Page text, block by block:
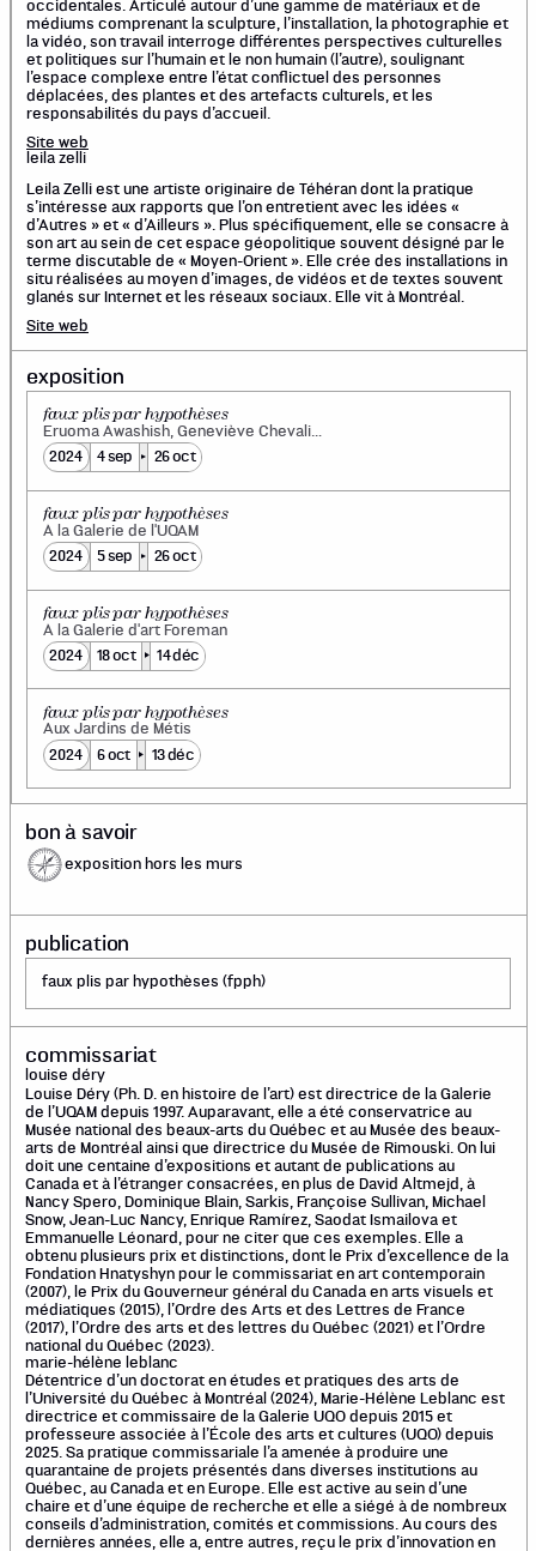
occidentales. Articulé autour d’une gamme de matériaux et de
médiums comprenant la sculpture, l’installation, la photographie et
la vidéo, son travail interroge différentes perspectives culturelles
et politiques sur l’humain et le non humain (l’autre), soulignant
l’espace complexe entre l’état conflictuel des personnes
déplacées, des plantes et des artefacts culturels, et les
responsabilités du pays d’accueil.
Site web
leila zelli
Leila Zelli est une artiste originaire de Téhéran dont la pratique
s’intéresse aux rapports que l’on entretient avec les idées «
d’Autres » et « d’Ailleurs ». Plus spécifiquement, elle se consacre à
son art au sein de cet espace géopolitique souvent désigné par le
terme discutable de « Moyen-Orient ». Elle crée des installations in
situ réalisées au moyen d’images, de vidéos et de textes souvent
glanés sur Internet et les réseaux sociaux. Elle vit à Montréal.
Site web
exposition
faux plis par hypothèses
Eruoma Awashish, Geneviève Chevalier,
Club de prospection figurée, Anna Binta
Diallo, Caroline Fillion, Maryse Goudreau,
Sophie Jodoin, Emmanuelle Léonard,
Mélanie Myers, Kosisochukwu Nnebe,
Anahita Norouzi et Leila Zelli
2024 4 sep 26 oct
faux plis par hypothèses
À la Galerie de l'UQAM
2024
5 sep 26 oct
faux plis par hypothèses
À la Galerie d'art Foreman
2024
18 oct 14 déc
faux plis par hypothèses
Aux Jardins de Métis
2024
6 oct 13 déc
bon à savoir
exposition hors les murs
publication
faux plis par hypothèses (fpph)
commissariat
louise déry
Louise Déry (Ph. D. en histoire de l’art) est directrice de la Galerie
de l’UQAM depuis 1997. Auparavant, elle a été conservatrice au
Musée national des beaux-arts du Québec et au Musée des beaux-
arts de Montréal ainsi que directrice du Musée de Rimouski. On lui
doit une centaine d’expositions et autant de publications au
Canada et à l’étranger consacrées, en plus de David Altmejd, à
Nancy Spero, Dominique Blain, Sarkis, Françoise Sullivan, Michael
Snow, Jean-Luc Nancy, Enrique Ramírez, Saodat Ismailova et
Emmanuelle Léonard, pour ne citer que ces exemples. Elle a
obtenu plusieurs prix et distinctions, dont le Prix d’excellence de la
Fondation Hnatyshyn pour le commissariat en art contemporain
(2007), le Prix du Gouverneur général du Canada en arts visuels et
médiatiques (2015), l’Ordre des Arts et des Lettres de France
(2017), l’Ordre des arts et des lettres du Québec (2021) et l’Ordre
national du Québec (2023).
marie-hélène leblanc
Détentrice d’un doctorat en études et pratiques des arts de
l’Université du Québec à Montréal (2024), Marie-Hélène Leblanc est
directrice et commissaire de la Galerie UQO depuis 2015 et
professeure associée à l’École des arts et cultures (UQO) depuis
2025. Sa pratique commissariale l’a amenée à produire une
quarantaine de projets présentés dans diverses institutions au
Québec, au Canada et en Europe. Elle est active au sein d’une
chaire et d’une équipe de recherche et elle a siégé à de nombreux
conseils d’administration, comités et commissions. Au cours des
dernières années, elle a, entre autres, reçu le prix d’innovation en